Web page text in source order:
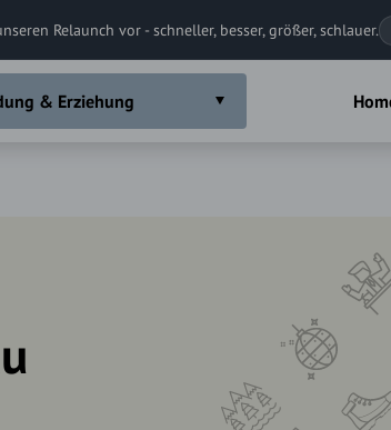
Relaunch vor - schneller, besser, größer, schlauer.
& Erziehung